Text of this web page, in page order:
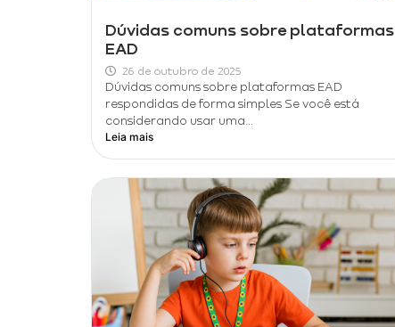
Dúvidas comuns sobre plataformas
EAD
26 de outubro de 2025
Dúvidas comuns sobre plataformas EAD
respondidas de forma simples Se você está
considerando usar uma...
Leia mais